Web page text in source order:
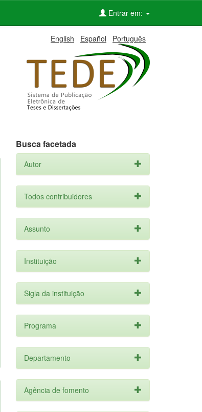
Entrar em:
English Español Português
Busca facetada
Autor
Todos contribuidores
Assunto
Instituição
Sigla da instituição
Programa
Departamento
Agência de fomento